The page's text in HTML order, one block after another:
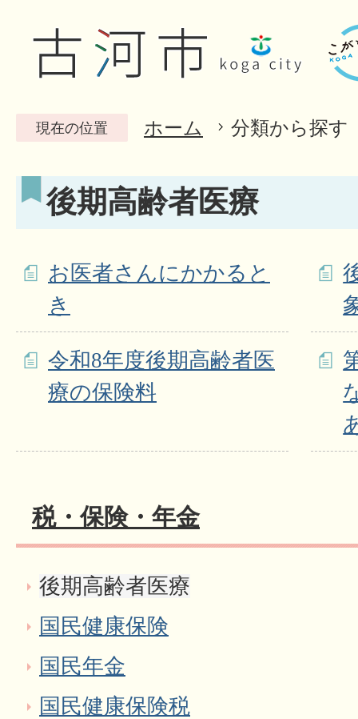
現在の位置 ホーム 分類から探す
後期高齢者医療
お医者さんにかかると
き
令和8年度後期高齢者医
療の保険料
税・保険・年金
後期高齢者医療
国民健康保険
国民年金
国民健康保険税